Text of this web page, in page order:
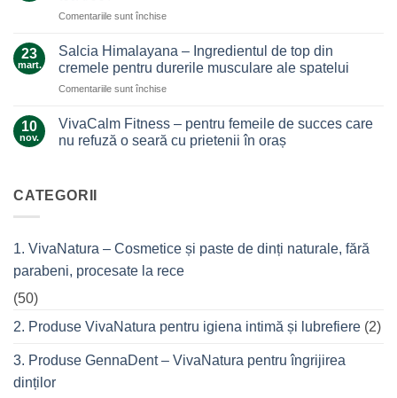
nu
lasă
la…
ne
durerile
Comentariile sunt închisepentru
secrete
ascunde
masca
antiacneică
argilă
23
mart.
Salcia Himalayana – Ingredientul de top din
cremele pentru durerile musculare ale spatelui
Comentariile sunt închisepentru
Himalayana
Ingredientul
musculare
ale
10
nov.
VivaCalm Fitness – pentru femeile de succes care
nu refuză o seară cu prietenii în oraș
VivaCalm
Fitness
de
care
seară
cu
în
oraș
CATEGORII
1. VivaNatura – Cosmetice și paste de dinți naturale, fără
parabeni, procesate la rece
(50)
2. Produse VivaNatura pentru igiena intimă și lubrefiere (2)
3. Produse GennaDent – VivaNatura pentru îngrijirea
dinților